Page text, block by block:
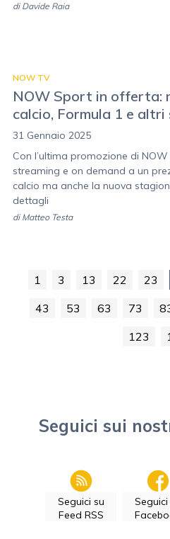
di Davide Raia
NOW TV
NOW Sport in offerta:
calcio, Formula 1 e
31 Gennaio 2025
Con l’ultima promozione di
streaming e on demand a un
calcio ma anche la nuova
dettagli
di Matteo Testa
1 3 13 22 23
43
53 63 73
123
Seguici sui
Seguici su
Feed RSS
Seguici